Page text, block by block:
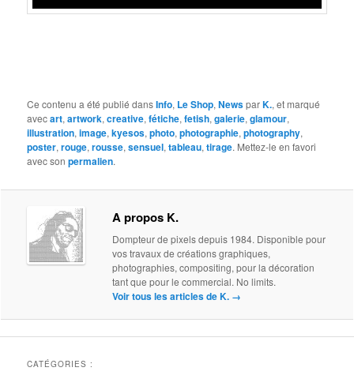
Ce contenu a été publié dansInfo, Le Shop,NewsparK., et marqué
avecart,artwork,creative,fétiche,fetish,galerie,glamour,
illustration,image,kyesos,photo,photographie,photography,
poster,rouge,rousse,sensuel,tableau,tirage. Mettez-le en favori
avec sonpermalien.
A propos K.
Dompteur de pixels depuis 1984. Disponible pour
vos travaux de créations graphiques,
photographies, compositing, pour la décoration
tant que pour le commercial. No limits.
Voir tous les articles de K. →
CATÉGORIES :